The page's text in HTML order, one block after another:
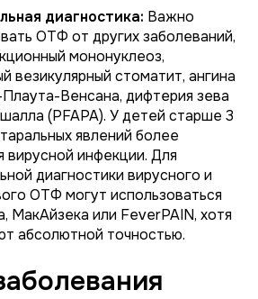
диагностика: Важно
ОТФ от других заболеваний,
мононуклеоз,
везикулярный стоматит, ангина
Венсана, дифтерия зева
(PFAPA). У детей старше 3
явлений более
вирусной инфекции. Для
диагностики вирусного и
ОТФ могут использоваться
МакАйзека или FeverPAIN, хотя
абсолютной точностью.